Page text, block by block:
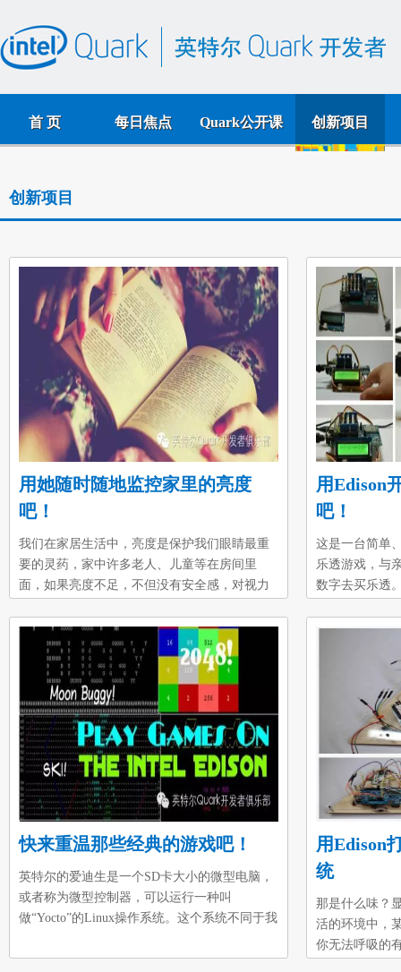
首 页 每日焦点 Quark公开课 创新项目
创新项目
用她随时随地监控家里的亮度
吧！
我们在家居生活中，亮度是保护我们眼睛最重
要的灵药，家中许多老人、儿童等在房间里
面，如果亮度不足，不但没有安全感，对视力
看到这样的情形，当然可以马上调整光线，但
是如果我们在外面上班，就不太容易查觉到这
样隐藏的问题。因此，如果我们用Arduino来照
顾我们的眼睛，可以通过手机上网，直接使用
浏览器可以监控我们家的亮度或许是个可行的
应用，所以我们想到使用 Arduiono，通过简单
的上网扩充卡，瞬间就让我们的家庭进化成先
进的智慧家庭。所以本文就要告诉读者，如何
简单、快速、有
用Edison
吧！
这是一台简单
乐透游戏，与
数字去买乐透
任意变更。第
屏幕，还有一
板，连接按钮
单的触摸板，
屏幕则是
板上的 D7，
快来重温那些经典的游戏吧！
英特尔的爱迪生是一个SD卡大小的微型电脑，
或者称为微型控制器，可以运行一种叫
做“Yocto”的Linux操作系统。这个系统不同于我
视频输出和图形界面。我们与爱迪生的Linux交
用Edison
统
那是什么味？
活的环境中，
你无法呼吸的